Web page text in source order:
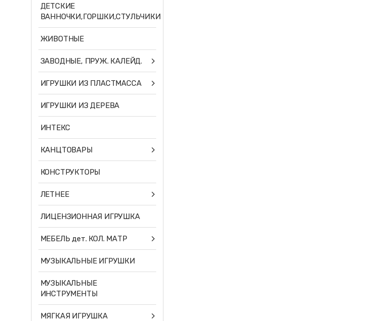
ДЕТСКИЕ
ВАННОЧКИ,ГОРШКИ,СТУЛЬЧИКИ
ЖИВОТНЫЕ
ЗАВОДНЫЕ, ПРУЖ. КАЛЕЙД.
ИГРУШКИ ИЗ ПЛАСТМАССА
ИГРУШКИ ИЗ ДЕРЕВА
ИНТЕКС
КАНЦТОВАРЫ
КОНСТРУКТОРЫ
ЛЕТНЕЕ
ЛИЦЕНЗИОННАЯ ИГРУШКА
МЕБЕЛЬ дет. КОЛ. МАТР
МУЗЫКАЛЬНЫЕ ИГРУШКИ
МУЗЫКАЛЬНЫЕ
ИНСТРУМЕНТЫ
МЯГКАЯ ИГРУШКА